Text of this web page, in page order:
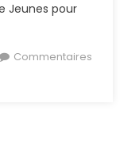
Jeunes pour
Commentaires